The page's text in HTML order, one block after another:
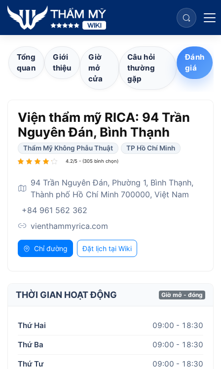
Tổng
quan
Giới
thiệu
Giờ
mở
cửa
Câu hỏi
thường
gặp
Đánh
giá
Viện thẩm mỹ RICA: 94 Trần
Nguyên Đán, Bình Thạnh
Thẩm Mỹ Không Phẫu Thuật TP Hồ Chí Minh
4.2/5 - (305 bình chọn)
94 Trần Nguyên Đán, Phường 1, Bình Thạnh,
Thành phố Hồ Chí Minh 700000, Việt Nam
+84 961 562 362
vienthammyrica.com
Chỉ đường Đặt lịch tại Wiki
THỜI GIAN HOẠT ĐỘNG Giờ mở - đóng
Thứ Hai 09:00 - 18:30
Thứ Ba 09:00 - 18:30
Thứ Tư 09:00 - 18:30